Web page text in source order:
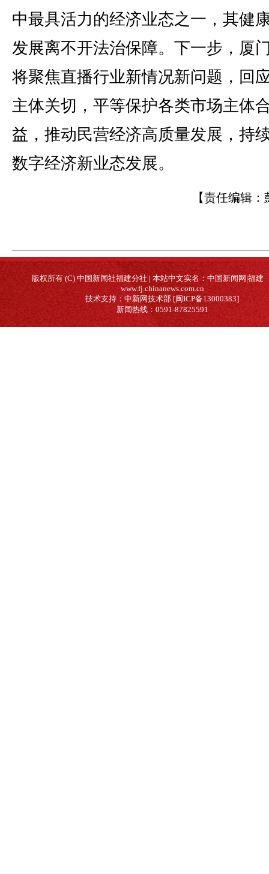
中最具活力的经济业态之一，其健
发展离不开法治保障。下一步，厦
将聚焦直播行业新情况新问题，回
主体关切，平等保护各类市场主体
益，推动民营经济高质量发展，持
数字经济新业态发展。
【责任编辑：
版权所有 (C) 中国新闻社福建分社 | 本站中文实名：中国新闻网|福建
www.fj.chinanews.com.cn
技术支持：中新网技术部 [闽ICP备13000383]
新闻热线：0591-87825591